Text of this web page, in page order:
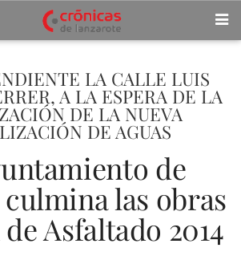
LA CALLE LUIS
A LA ESPERA DE LA
DE LA NUEVA
DE AGUAS
de
las obras
Asfaltado 2014